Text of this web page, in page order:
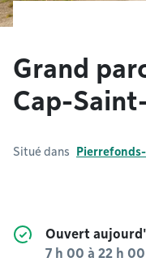
Grand
Cap-
Situé dans
Ouvert
7 h 00 à 22 h 00